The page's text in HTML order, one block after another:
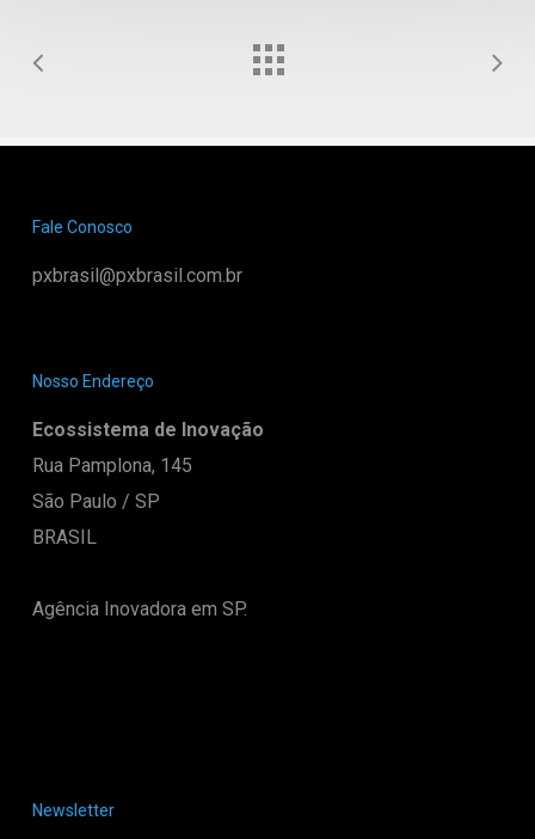
Fale Conosco
pxbrasil@pxbrasil.com.br
Nosso Endereço
Ecossistema de Inovação
Rua Pamplona, 145
São Paulo / SP
BRASIL
Agência Inovadora em SP.
Newsletter